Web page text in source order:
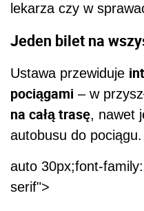
lekarza czy w
Jeden bilet na
Ustawa przewiduje
pociągami – w
na całą trasę, nawet
autobusu do pociągu.
auto 30px;font-
serif">